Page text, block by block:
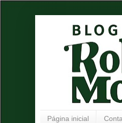
Página inicial